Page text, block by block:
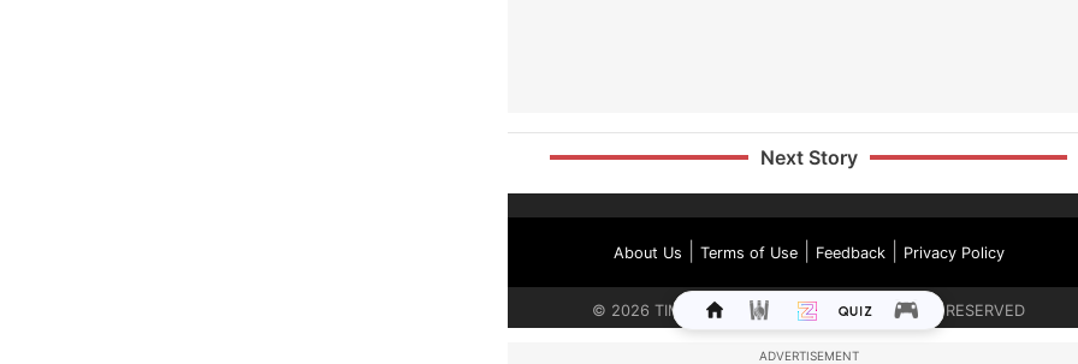
Next Story
About Us Terms of Use| Feedback| Privacy Policy
© 2026 TIMES INTERNET LIMITED. ALL RIGHTS RESERVED